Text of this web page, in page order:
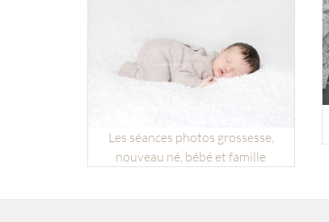
Les séances photos grossesse,
nouveau né, bébé et famille